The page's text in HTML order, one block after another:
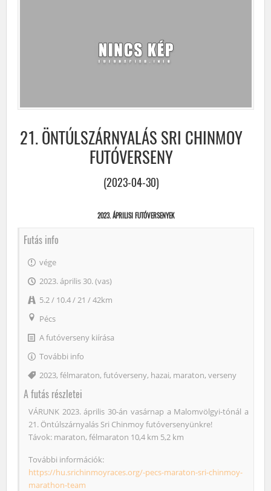
21. ÖNTÚLSZÁRNYALÁS SRI CHINMOY
FUTÓVERSENY
(2023-04-30)
2023. ÁPRILISI FUTÓVERSENYEK
Futás info
vége
2023. április 30. (vas)
5.2 / 10.4 / 21 / 42km
Pécs
A futóverseny kiírása
További info
Címke
2023, félmaraton, futóverseny, hazai, maraton, verseny
A futás részletei
VÁRUNK 2023. április 30-án vasárnap a Malomvölgyi-tónál a
21. Öntúlszárnyalás Sri Chinmoy futóversenyünkre!
Távok: maraton, félmaraton 10,4 km 5,2 km
További információk:
https://hu.srichinmoyraces.org/-pecs-maraton-sri-chinmoy-
marathon-team